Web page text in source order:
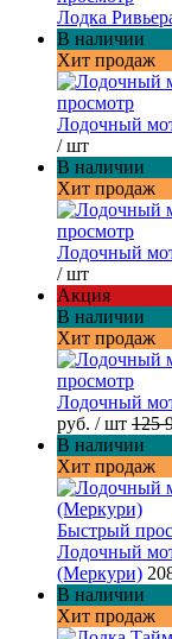
Лодка
В наличии
Хит продаж
просмотр
Лодочный
/ шт
В наличии
Хит продаж
просмотр
Лодочный
/ шт
Акция
В наличии
Хит продаж
просмотр
Лодочный
руб. / шт 125
В наличии
Хит продаж
Быстрый
Лодочный
(Меркури)
В наличии
Хит продаж